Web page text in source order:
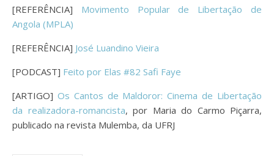
[REFERÊNCIA] Movimento Popular de Libertação de
Angola (MPLA)
[REFERÊNCIA] José Luandino Vieira
[PODCAST] Feito por Elas #82 Safi Faye
[ARTIGO] Os Cantos de Maldoror: Cinema de Libertação
da realizadora-romancista, por Maria do Carmo Piçarra,
publicado na revista Mulemba, da UFRJ